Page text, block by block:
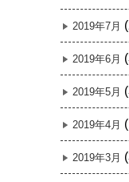
2019年7月
2019年6月
2019年5月
2019年4月
2019年3月